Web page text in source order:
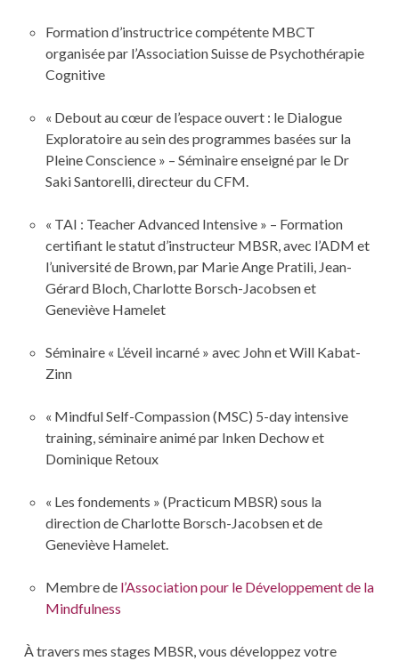
Formation d’instructrice compétente MBCT
organisée par l’Association Suisse de Psychothérapie
Cognitive
« Debout au cœur de l’espace ouvert : le Dialogue
Exploratoire au sein des programmes basées sur la
Pleine Conscience » – Séminaire enseigné par le Dr
Saki Santorelli, directeur du CFM.
« TAI : Teacher Advanced Intensive » – Formation
certifiant le statut d’instructeur MBSR, avec l’ADM et
l’université de Brown, par Marie Ange Pratili, Jean-
Gérard Bloch, Charlotte Borsch-Jacobsen et
Geneviève Hamelet
Séminaire « L’éveil incarné » avec John et Will Kabat-
Zinn
« Mindful Self-Compassion (MSC) 5-day intensive
training, séminaire animé par Inken Dechow et
Dominique Retoux
« Les fondements » (Practicum MBSR) sous la
direction de Charlotte Borsch-Jacobsen et de
Geneviève Hamelet.
Membre de l’Association pour le Développement de la
Mindfulness
À travers mes stages MBSR, vous développez votre